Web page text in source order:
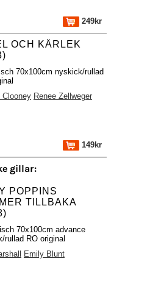
249kr
OCH KÄRLEK
70x100cm nyskick/rullad
Clooney Renee Zellweger
149kr
gillar:
POPPINS
TILLBAKA
70x100cm advance
rullad RO original
Emily Blunt